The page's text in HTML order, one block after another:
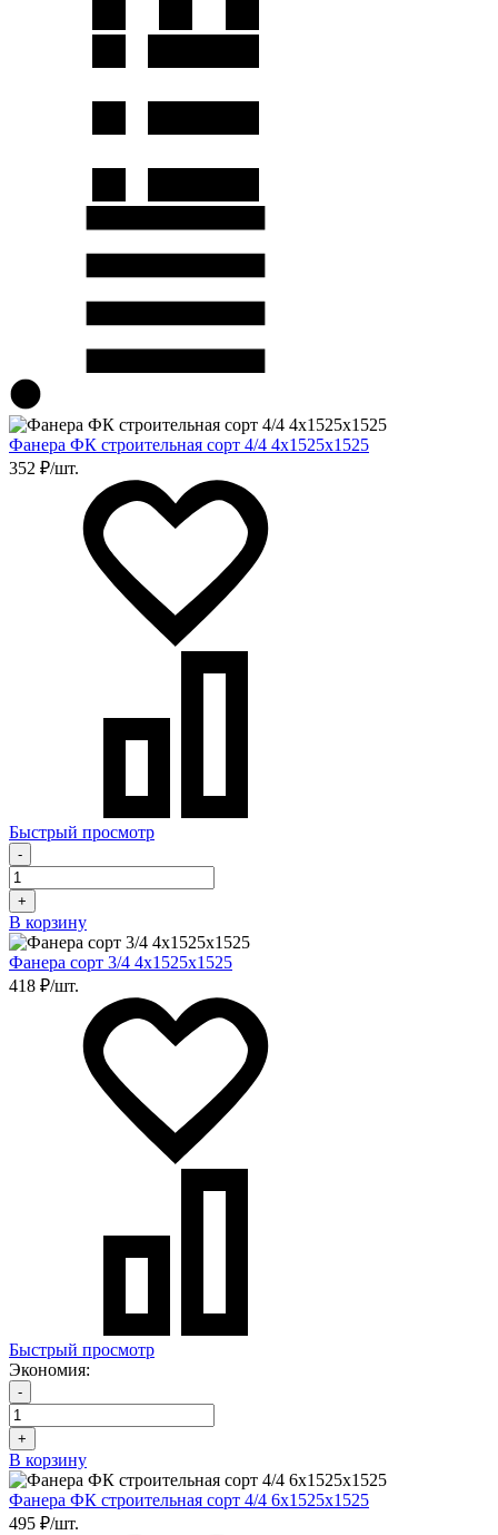
Фанера ФК строительная сорт 4/4 4х1525х1525
352 ₽/шт.
Быстрый просмотр
-
+
В корзину
Фанера сорт 3/4 4х1525х1525
418 ₽/шт.
Быстрый просмотр
Экономия:
-
+
В корзину
Фанера ФК строительная сорт 4/4 6х1525х1525
495 ₽/шт.